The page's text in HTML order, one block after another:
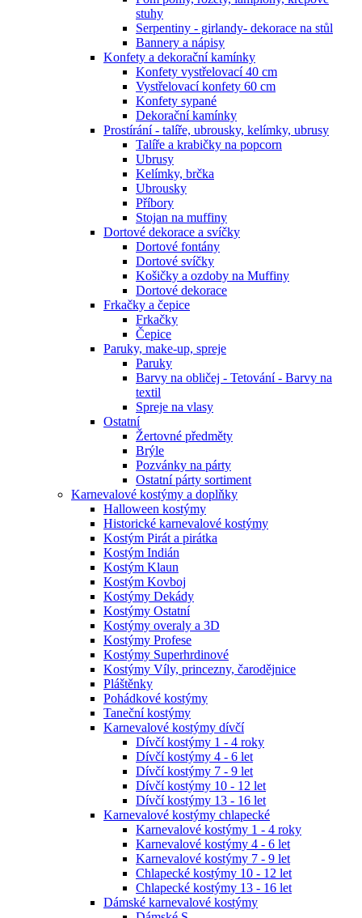
stuhy
Serpentiny - girlandy- dekorace na stůl
Bannery a nápisy
Konfety a dekorační kamínky
Konfety vystřelovací 40 cm
Vystřelovací konfety 60 cm
Konfety sypané
Dekorační kamínky
Prostírání - talíře, ubrousky, kelímky, ubrusy
Talíře a krabičky na popcorn
Ubrusy
Kelímky, brčka
Ubrousky
Příbory
Stojan na muffiny
Dortové dekorace a svíčky
Dortové fontány
Dortové svíčky
Košičky a ozdoby na Muffiny
Dortové dekorace
Frkačky a čepice
Frkačky
Čepice
Paruky, make-up, spreje
Paruky
Barvy na obličej - Tetování - Barvy na
textil
Spreje na vlasy
Ostatní
Žertovné předměty
Brýle
Pozvánky na párty
Ostatní párty sortiment
Karnevalové kostýmy a doplňky
Halloween kostýmy
Historické karnevalové kostýmy
Kostým Pirát a pirátka
Kostým Indián
Kostým Klaun
Kostým Kovboj
Kostýmy Dekády
Kostýmy Ostatní
Kostýmy overaly a 3D
Kostýmy Profese
Kostýmy Superhrdinové
Kostýmy Víly, princezny, čarodějnice
Pláštěnky
Pohádkové kostýmy
Taneční kostýmy
Karnevalové kostýmy dívčí
Dívčí kostýmy 1 - 4 roky
Dívčí kostýmy 4 - 6 let
Dívčí kostýmy 7 - 9 let
Dívčí kostýmy 10 - 12 let
Dívčí kostýmy 13 - 16 let
Karnevalové kostýmy chlapecké
Karnevalové kostýmy 1 - 4 roky
Karnevalové kostýmy 4 - 6 let
Karnevalové kostýmy 7 - 9 let
Chlapecké kostýmy 10 - 12 let
Chlapecké kostýmy 13 - 16 let
Dámské karnevalové kostýmy